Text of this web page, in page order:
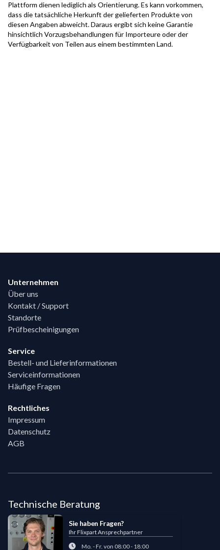
Plattform dienen lediglich als Orientierung. Es kann vorkommen,
dass die tatsächliche Herkunft der gelieferten Produkte von
diesen Angaben abweicht. Daraus ergibt sich keine Garantie
hinsichtlich Vorzugsbehandlungen für Importeure oder der
Verfügbarkeit von Teilen aus einem bestimmten Land.
Unternehmen
Über uns
Kontakt / Support
Standorte
Prüfbescheinigungen
Service
Bestell- und Lieferinformationen
Serviceinformationen
Häufige Fragen
Rechtliches
Impressum
Datenschutz
AGB
Technische Beratung
Sie haben Fragen?
Ihr Flixpart Ansprechpartner
Mo. - Fr. von 08:00 - 18:00